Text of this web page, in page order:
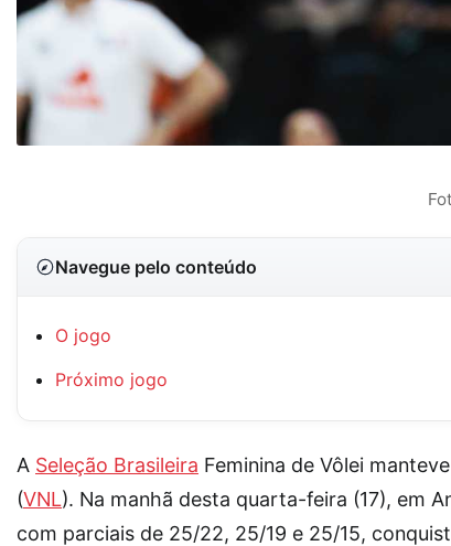
Navegue pelo conteúdo
O jogo
Próximo jogo
A Seleção Brasileira Feminina de Vôlei
(VNL). Na manhã desta quarta-feira (17), em
com parciais de 25/22, 25/19 e 25/15,